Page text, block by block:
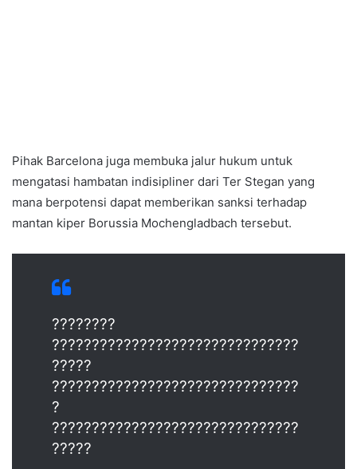
Pihak Barcelona juga membuka jalur hukum untuk
mengatasi hambatan indisipliner dari Ter Stegan yang
mana berpotensi dapat memberikan sanksi terhadap
mantan kiper Borussia Mochengladbach tersebut.
????????
???????????????????????????????
?????
???????????????????????????????
?
???????????????????????????????
?????